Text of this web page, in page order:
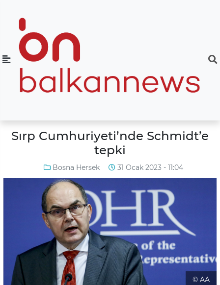
Sırp Cumhuriyeti’nde Schmidt’e
tepki
Bosna Hersek 31 Ocak 2023 - 11:04
© AA